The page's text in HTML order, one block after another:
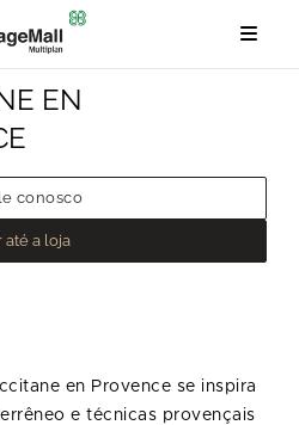
EN
conosco
até a loja
en Provence se inspira
e técnicas provençais